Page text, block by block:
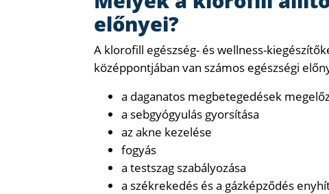
előnyei?
A klorofill egészség- és wellness-
középpontjában van számos egészségi
a daganatos megbetegedések
a sebgyógyulás gyorsítása
az akne kezelése
fogyás
a testszag szabályozása
a székrekedés és a gázképződés